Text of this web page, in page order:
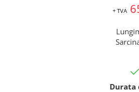
+ TVA
Durata